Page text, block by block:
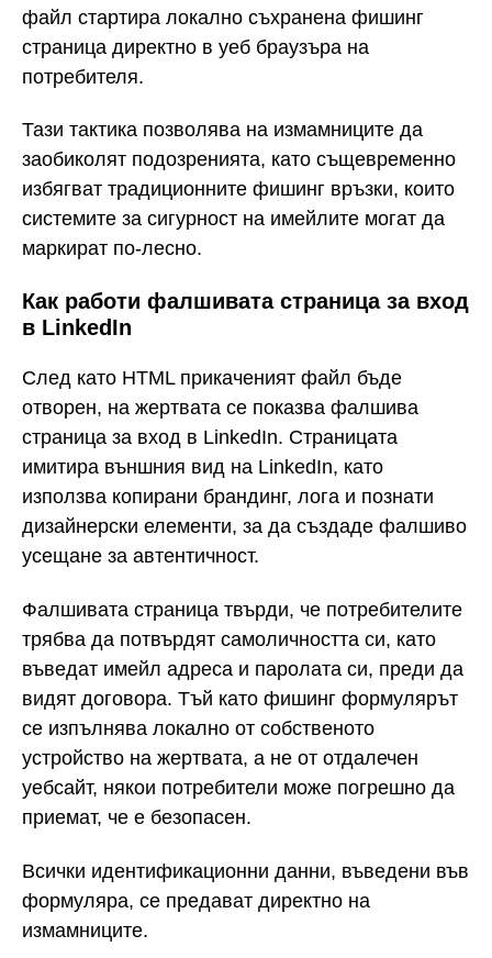
файл стартира локално съхранена фишинг
страница директно в уеб браузъра на
потребителя.
Тази тактика позволява на измамниците да
заобиколят подозренията, като същевременно
избягват традиционните фишинг връзки, които
системите за сигурност на имейлите могат да
маркират по-лесно.
Как работи фалшивата страница за вход
в LinkedIn
След като HTML прикаченият файл бъде
отворен, на жертвата се показва фалшива
страница за вход в LinkedIn. Страницата
имитира външния вид на LinkedIn, като
използва копирани брандинг, лога и познати
дизайнерски елементи, за да създаде фалшиво
усещане за автентичност.
Фалшивата страница твърди, че потребителите
трябва да потвърдят самоличността си, като
въведат имейл адреса и паролата си, преди да
видят договора. Тъй като фишинг формулярът
се изпълнява локално от собственото
устройство на жертвата, а не от отдалечен
уебсайт, някои потребители може погрешно да
приемат, че е безопасен.
Всички идентификационни данни, въведени във
формуляра, се предават директно на
измамниците.